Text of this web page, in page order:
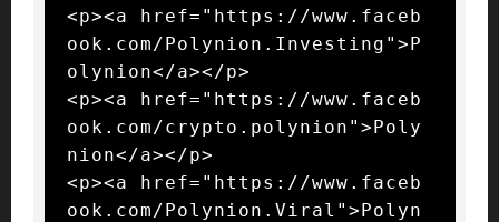
<p><a href="https://www.faceb
ook.com/Polynion.Investing">P
olynion</a></p>
<p><a href="https://www.faceb
ook.com/crypto.polynion">Poly
nion</a></p>
<p><a href="https://www.faceb
ook.com/Polynion.Viral">Polyn